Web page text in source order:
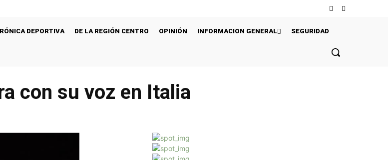
DEPORTIVA DE LA REGIÓN CENTRO OPINIÓN INFORMACION GENERAL SEGURIDAD
con su voz en Italia